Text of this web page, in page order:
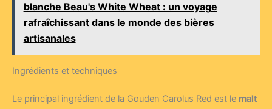
blanche Beau's White Wheat : un voyage
rafraîchissant dans le monde des bières
artisanales
Ingrédients et techniques
Le principal ingrédient de la Gouden Carolus Red est le malt